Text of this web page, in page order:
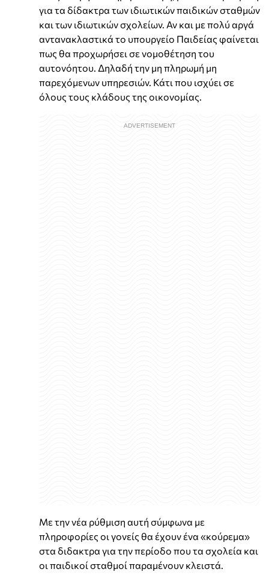
για τα δίδακτρα των ιδιωτικών παιδικών σταθμών
και των ιδιωτικών σχολείων. Αν και με πολύ αργά
αντανακλαστικά το υπουργείο Παιδείας φαίνεται
πως θα προχωρήσει σε νομοθέτηση του
αυτονόητου. Δηλαδή την μη πληρωμή μη
παρεχόμενων υπηρεσιών. Κάτι που ισχύει σε
όλους τους κλάδους της οικονομίας.
Με την νέα ρύθμιση αυτή σύμφωνα με
πληροφορίες οι γονείς θα έχουν ένα «κούρεμα»
στα διδακτρα για την περίοδο που τα σχολεία και
οι παιδικοί σταθμοί παραμένουν κλειστά.